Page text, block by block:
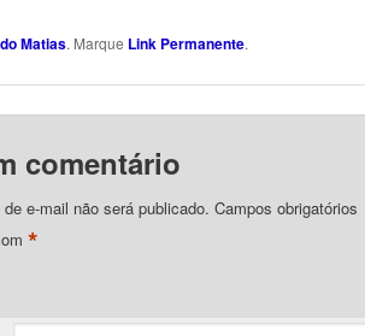
Matias. Marque Link Permanente.
comentário
e-mail não será publicado. Campos obrigatórios
*